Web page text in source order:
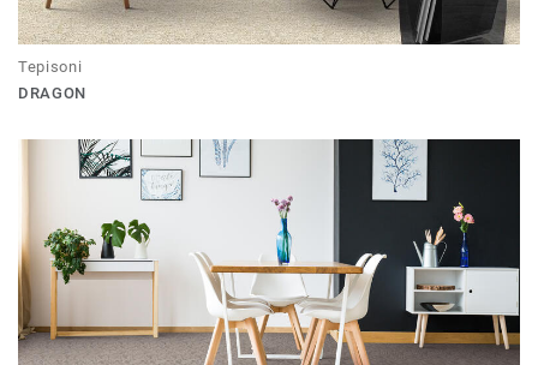
Tepisoni
DRAGON